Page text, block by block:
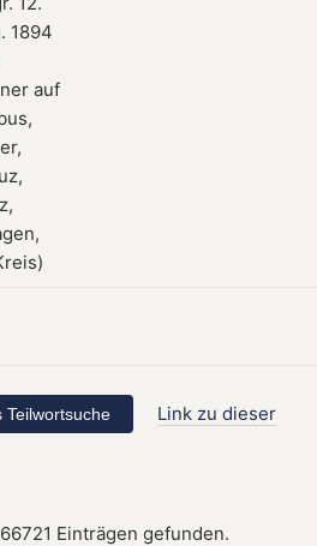
Link zu dieser
Einträgen gefunden.